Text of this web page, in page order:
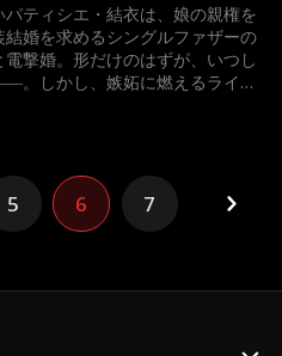
ティシエ・結衣は、娘の親権を
結婚を求めるシングルファザーの
撃婚。形だけのはずが、いつし
。しかし、嫉妬に燃えるライバ
5 6 7